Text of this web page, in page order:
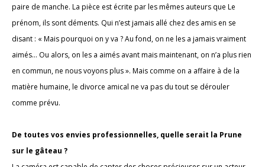
paire de manche. La pièce est écrite par les mêmes auteurs que Le
prénom, ils sont déments. Qui n’est jamais allé chez des amis en se
disant : « Mais pourquoi on y va ? Au fond, on ne les a jamais vraiment
aimés… Ou alors, on les a aimés avant mais maintenant, on n’a plus rien
en commun, ne nous voyons plus ». Mais comme on a affaire à de la
matière humaine, le divorce amical ne va pas du tout se dérouler
comme prévu.
De toutes vos envies professionnelles, quelle serait la Prune
sur le gâteau ?